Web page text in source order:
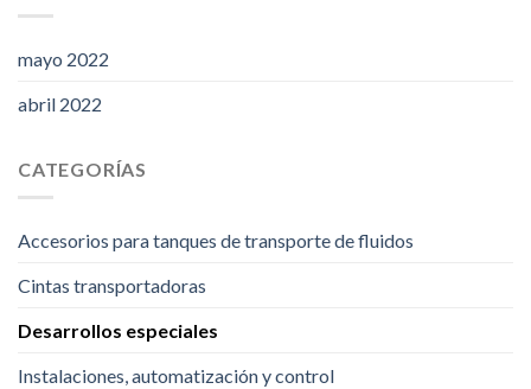
mayo 2022
abril 2022
CATEGORÍAS
Accesorios para tanques de transporte de fluidos
Cintas transportadoras
Desarrollos especiales
Instalaciones, automatización y control